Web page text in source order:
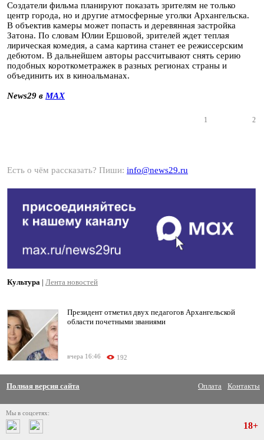
Создатели фильма планируют показать зрителям не только
центр города, но и другие атмосферные уголки Архангельска.
В объектив камеры может попасть и деревянная застройка
Затона. По словам Юлии Ершовой, зрителей ждет теплая
лирическая комедия, а сама картина станет ее режиссерским
дебютом. В дальнейшем авторы рассчитывают снять серию
подобных короткометражек в разных регионах страны и
объединить их в киноальманах.
News29 в MAX
1 2
Есть о чём рассказать? Пиши: info@news29.ru
Культура | Лента новостей
Президент отметил двух педагогов Архангельской
области почетными званиями
вчера 16:46 192
Полная версия сайта Оплата Контакты
Мы в соцсетях:
18+